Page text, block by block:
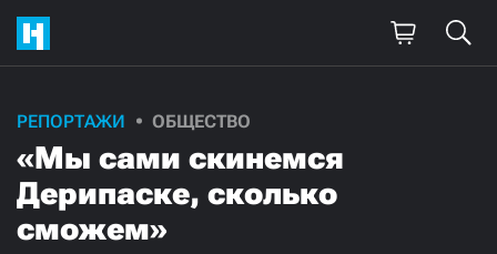
РЕПОРТАЖИ ОБЩЕСТВО
«Мы сами скинемся
Дерипаске, сколько
сможем»
Поддержите
нашу работу!
Ежемесячно Разово